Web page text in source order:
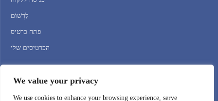
We value your privacy
We use cookies to enhance your browsing experience, serve
לִרְשׁוֹם
פתח כרטיס
הכרטיסים שלי